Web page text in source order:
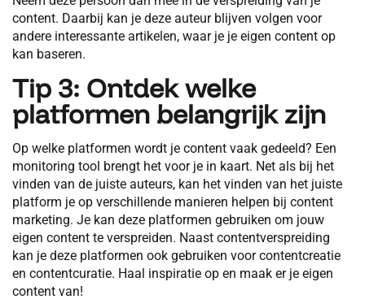
content. Daarbij kan je deze auteur blijven volgen voor
andere interessante artikelen, waar je je eigen content op
kan baseren.
Tip 3: Ontdek welke
platformen belangrijk zijn
Op welke platformen wordt je content vaak gedeeld? Een
monitoring tool brengt het voor je in kaart. Net als bij het
vinden van de juiste auteurs, kan het vinden van het juiste
platform je op verschillende manieren helpen bij content
marketing. Je kan deze platformen gebruiken om jouw
eigen content te verspreiden. Naast contentverspreiding
kan je deze platformen ook gebruiken voor contentcreatie
en contentcuratie. Haal inspiratie op en maak er je eigen
content van!